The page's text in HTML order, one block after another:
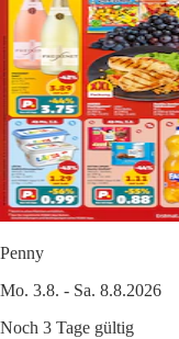
Penny
Mo. 3.8. - Sa. 8.8.2026
Noch 3 Tage gültig